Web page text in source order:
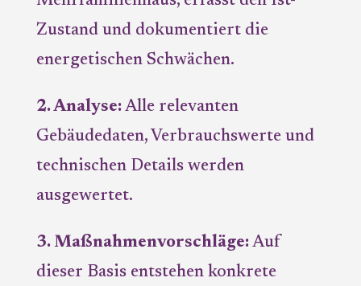
Zustand und dokumentiert die
energetischen Schwächen.
2. Analyse:Alle relevanten
Gebäudedaten, Verbrauchswerte und
technischen Details werden
ausgewertet.
3. Maßnahmenvorschläge:Auf
dieser Basis entstehen konkrete